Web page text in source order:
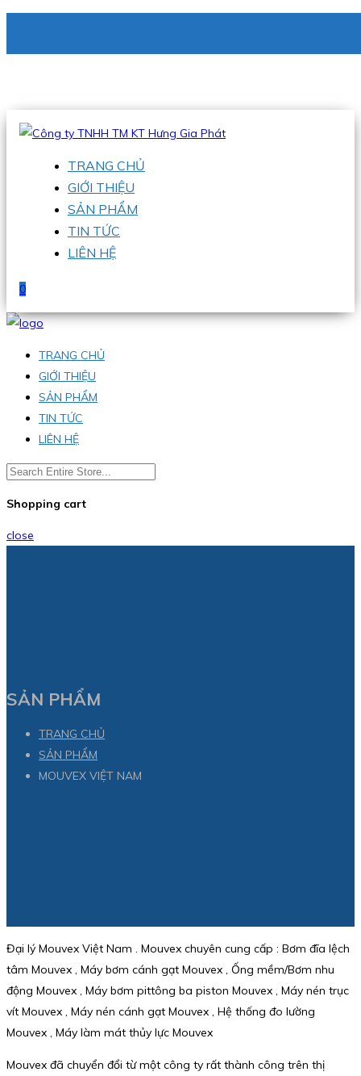
Hotline:0938 336 079
TRANG CHỦ
GIỚI THIỆU
SẢN PHẨM
TIN TỨC
LIÊN HỆ
0
TRANG CHỦ
GIỚI THIỆU
SẢN PHẨM
TIN TỨC
LIÊN HỆ
Shopping cart
close
SẢN PHẨM
TRANG CHỦ
SẢN PHẨM
MOUVEX VIỆT NAM
Đại lý Mouvex Việt Nam . Mouvex chuyên cung cấp : Bơm đĩa lệch
tâm Mouvex , Máy bơm cánh gạt Mouvex , Ống mềm/Bơm nhu
động Mouvex , Máy bơm pittông ba piston Mouvex , Máy nén trục
vít Mouvex , Máy nén cánh gạt Mouvex , Hệ thống đo lường
Mouvex , Máy làm mát thủy lực Mouvex
Mouvex đã chuyển đổi từ một công ty rất thành công trên thị